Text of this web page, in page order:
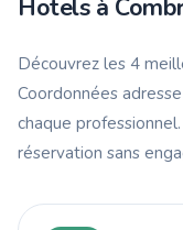
Hotels à
Découvrez les 4
Coordonnées
chaque
réservation sans